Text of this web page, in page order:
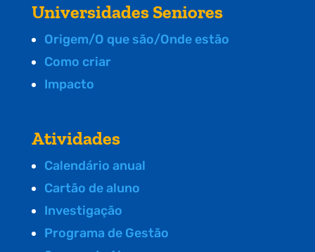
Universidades Seniores
Origem/O que são/Onde estão
Como criar
Impacto
Atividades
Calendário anual
Cartão de aluno
Investigação
Programa de Gestão